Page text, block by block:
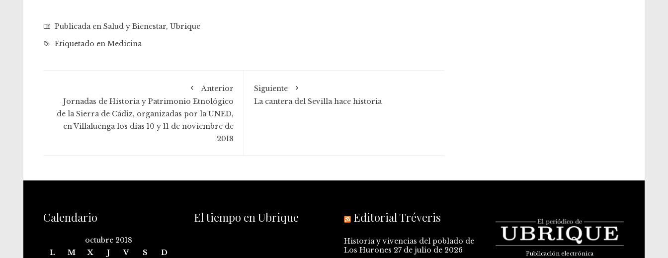
Publicada en Salud y Bienestar, Ubrique
Etiquetado en Medicina
Anterior
Jornadas de Historia y Patrimonio Etnológico
de la Sierra de Cádiz, organizadas por la UNED,
en Villaluenga los días 10 y 11 de noviembre de
2018
Siguiente
La cantera del Sevilla hace historia
Calendario
octubre 2018
L
M X J V S
D
El tiempo en Ubrique Editorial Tréveris
Historia y vivencias del poblado de
Los Hurones 27 de julio de 2026
Publicación electrónica